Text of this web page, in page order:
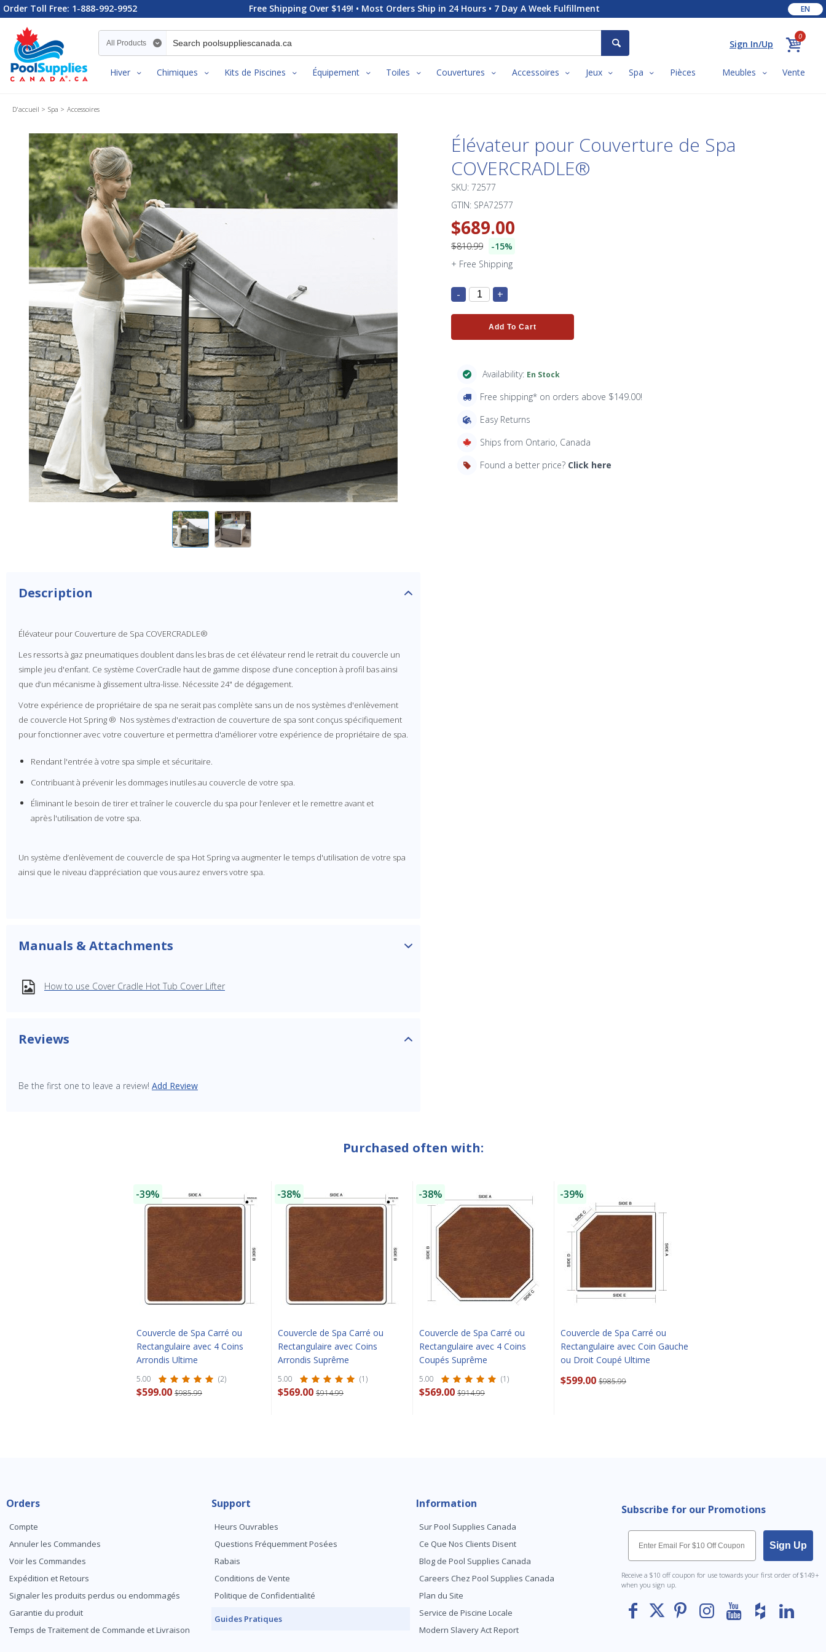
Order Toll Free: 1-888-992-9952 Free Shipping Over $149! • Most Orders Ship in 24 Hours • 7 Day A Week Fulfillment EN
Sign In/Up
0
Search category
Hiver Chimiques Kits de Piscines Équipement Toiles Couvertures Accessoires Jeux Spa Pièces Meubles Vente
D'accueil Spa Accessoires
Élévateur pour Couverture de Spa
COVERCRADLE®
SKU: 72577
GTIN: SPA72577
$689.00
$810.99
-15%
+ Free Shipping
- +
Add To Cart
Availability: En Stock
Free shipping* on orders above $149.00!
Easy Returns
Ships from Ontario, Canada
Found a better price? Click here
Description
Élévateur pour Couverture de Spa COVERCRADLE®
Les ressorts à gaz pneumatiques doublent dans les bras de cet élévateur rend le retrait du couvercle un
simple jeu d'enfant. Ce système CoverCradle haut de gamme dispose d’une conception à profil bas ainsi
que d’un mécanisme à glissement ultra-lisse. Nécessite 24" de dégagement.
Votre expérience de propriétaire de spa ne serait pas complète sans un de nos systèmes d'enlèvement
de couvercle Hot Spring ® Nos systèmes d'extraction de couverture de spa sont conçus spécifiquement
pour fonctionner avec votre couverture et permettra d'améliorer votre expérience de propriétaire de spa.
Rendant l'entrée à votre spa simple et sécuritaire.
Contribuant à prévenir les dommages inutiles au couvercle de votre spa.
Éliminant le besoin de tirer et traîner le couvercle du spa pour l’enlever et le remettre avant et
après l'utilisation de votre spa.
Un système d’enlèvement de couvercle de spa Hot Spring va augmenter le temps d'utilisation de votre spa
ainsi que le niveau d’appréciation que vous aurez envers votre spa.
Manuals & Attachments
How to use Cover Cradle Hot Tub Cover Lifter
Reviews
Be the first one to leave a review! Add Review
Purchased often with:
-39%
Couvercle de Spa Carré ou
Rectangulaire avec 4 Coins
Arrondis Ultime
5.00 (2)
$599.00 $985.99
-38%
Couvercle de Spa Carré ou
Rectangulaire avec Coins
Arrondis Suprême
5.00 (1)
$569.00 $914.99
-38%
Couvercle de Spa Carré ou
Rectangulaire avec 4 Coins
Coupés Suprême
5.00 (1)
$569.00 $914.99
-39%
Couvercle de Spa Carré ou
Rectangulaire avec Coin Gauche
ou Droit Coupé Ultime
$599.00 $985.99
Orders
Compte
Annuler les Commandes
Voir les Commandes
Expédition et Retours
Signaler les produits perdus ou endommagés
Garantie du produit
Temps de Traitement de Commande et Livraison
Support
Heurs Ouvrables
Questions Fréquemment Posées
Rabais
Conditions de Vente
Politique de Confidentialité
Guides Pratiques
Information
Sur Pool Supplies Canada
Ce Que Nos Clients Disent
Blog de Pool Supplies Canada
Careers Chez Pool Supplies Canada
Plan du Site
Service de Piscine Locale
Modern Slavery Act Report
Subscribe for our Promotions
Email
Sign Up
Receive a $10 off coupon for use towards your first order of $149+
when you sign up.
SAVE $10 OFF
Enter Your Email Address
CLOSE